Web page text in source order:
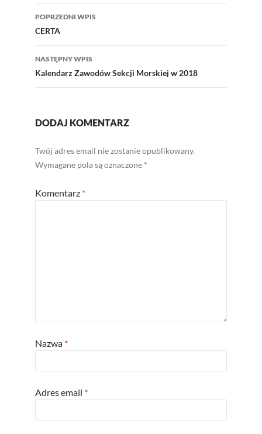
Nawigacja
wpisu
POPRZEDNI WPIS
CERTA
NASTĘPNY WPIS
Kalendarz Zawodów Sekcji Morskiej w 2018
DODAJ KOMENTARZ
Twój adres email nie zostanie opublikowany.
Wymagane pola są oznaczone *
Komentarz *
Nazwa *
Adres email *